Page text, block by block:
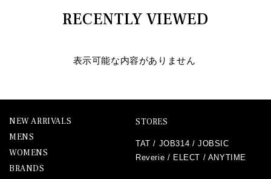
RECENTLY VIEWED
表示可能な内容がありません
NEW ARRIVALS
MENS
WOMENS
BRANDS
STORES
TAT / JOB314 /JOBSIC
Reverie / ELECT / ANYTIME